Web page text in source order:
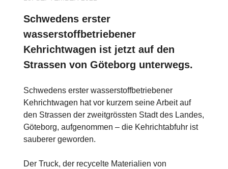
Schwedens erster
wasserstoffbetriebener
Kehrichtwagen ist jetzt auf den
Strassen von Göteborg unterwegs.
Schwedens erster wasserstoffbetriebener
Kehrichtwagen hat vor kurzem seine Arbeit auf
den Strassen der zweitgrössten Stadt des Landes,
Göteborg, aufgenommen – die Kehrichtabfuhr ist
sauberer geworden.
Der Truck, der recycelte Materialien von